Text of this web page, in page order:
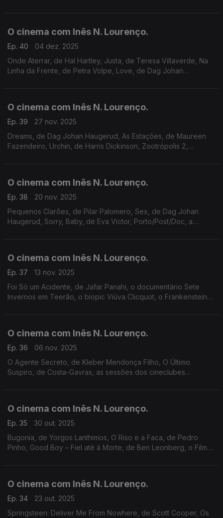
O cinema com Inês N. Lourenço.
Ep. 40
04 dez. 2025
Onde Aterrar, de Hal Hartley, Justa, de Teresa Villaverde, Na
Linha da Frente, de Petra Volpe, Love, de Dag Johan
O cinema com Inês N. Lourenço.
Ep. 39
27 nov. 2025
Dreams, de Dag Johan Haugerud, As Estações, de Maureen
Fazendeiro, Urchin, de Harris Dickinson, Zootrópolis 2,
O cinema com Inês N. Lourenço.
Ep. 38
20 nov. 2025
Pequenos Clarões, de Pilar Palomero, Sex, de Dag Johan
Haugerud, Sorry, Baby, de Eva Victor, Porto/Post/Doc, a
O cinema com Inês N. Lourenço.
Ep. 37
13 nov. 2025
Foi Só um Acidente, de Jafar Panahi, o documentário Sete
Invernos em Teerão, o biopic Viúva Clicquot, o Frankenstein
O cinema com Inês N. Lourenço.
Ep. 36
06 nov. 2025
O Agente Secreto, de Kleber Mendonça Filho, O Último
Suspiro, de Costa-Gavras, as sessões dos cineclubes
O cinema com Inês N. Lourenço.
Ep. 35
30 out. 2025
Bugonia, de Yorgos Lanthimos, O Riso e a Faca, de Pedro
Pinho, Good Boy – Fiel até à Morte, de Ben Leonberg, o Film
O cinema com Inês N. Lourenço.
Ep. 34
23 out. 2025
Springsteen: Deliver Me From Nowhere, de Scott Cooper, Os